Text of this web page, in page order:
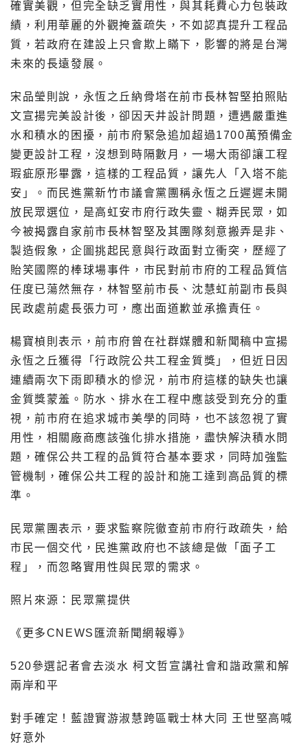
確實美觀，但完全缺乏實用性，與其耗費心力包裝政
績，利用華麗的外觀掩蓋疏失，不如認真提升工程品
質，若政府在建設上只會欺上瞞下，影響的將是台灣
未來的長遠發展。
宋品瑩則說，永恆之丘納骨塔在前市長林智堅拍照貼
文宣揚完美設計後，卻因天井設計問題，遭遇嚴重進
水和積水的困擾，前市府緊急追加超過1700萬預備金
變更設計工程，沒想到時隔數月，一場大雨卻讓工程
瑕疵原形畢露，這樣的工程品質，讓先人「入塔不能
安」。而民進黨新竹市議會黨團稱永恆之丘遲遲未開
放民眾選位，是高虹安市府行政失靈、糊弄民眾，如
今被揭露自家前市長林智堅及其團隊刻意搬弄是非、
製造假象，企圖挑起民意與行政面對立衝突，歷經了
貽笑國際的棒球場事件，市民對前市府的工程品質信
任度已蕩然無存，林智堅前市長、沈慧虹前副市長與
民政處前處長張力可，應出面道歉並承擔責任。
楊寶楨則表示，前市府曾在社群媒體和新聞稿中宣揚
永恆之丘獲得「行政院公共工程金質獎」，但近日因
連續兩次下雨即積水的慘況，前市府這樣的缺失也讓
金質獎蒙羞。防水、排水在工程中應該受到充分的重
視，前市府在追求城市美學的同時，也不該忽視了實
用性，相關廠商應該強化排水措施，盡快解決積水問
題，確保公共工程的品質符合基本要求，同時加強監
管機制，確保公共工程的設計和施工達到高品質的標
準。
民眾黨團表示，要求監察院徹查前市府行政疏失，給
市民一個交代，民進黨政府也不該總是做「面子工
程」，而忽略實用性與民眾的需求。
照片來源：民眾黨提供
《更多CNEWS匯流新聞網報導》
520參選記者會去淡水 柯文哲宣講社會和諧政黨和解
兩岸和平
對手確定！藍證實游淑慧跨區戰士林大同 王世堅高喊
好意外